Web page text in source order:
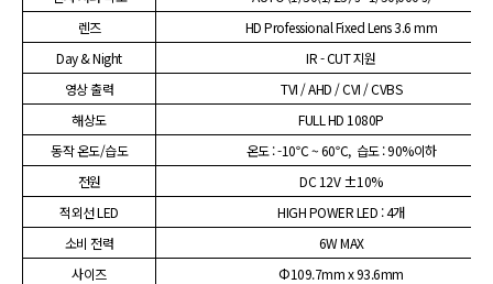
렌즈
HD Professional Fixed Lens 3.6 mm
Day & Night
IR - CUT 지원
영상 출력
TVI / AHD / CVI / CVBS
해상도
FULL HD 1080P
동작 온도/습도
온도 : -10℃ ~ 60℃, 습도 : 90%이하
전원
DC 12V ±10%
적외선 LED
HIGH POWER LED : 4개
소비 전력
6W MAX
사이즈
Φ109.7mm x 93.6mm